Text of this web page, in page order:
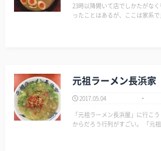
23時以降開いて店でしかたがな
ったことはあるが、ここは家系
元祖ラーメン長浜家
2017.05.04
「元祖ラーメン長浜屋」に行こ
からだろう行列がすごい。 「元